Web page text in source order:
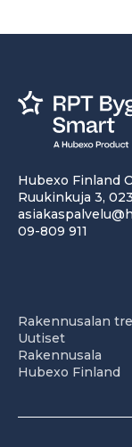
Hubexo Finland
Ruukinkuja 3,
09-809 911
Rakennusalan
Uutiset
Rakennusala
Hubexo Finland